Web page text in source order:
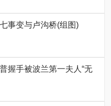
事变与卢沟桥(组图)
握手被波兰第一夫人“无